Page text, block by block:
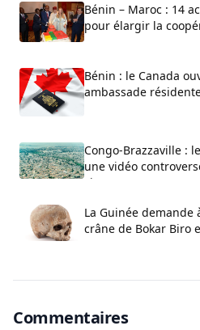
Bénin – Maroc : 14
pour élargir la
Bénin : le Canada
ambassade
Congo-Brazzaville :
une vidéo
visa
La Guinée
crâne de Bokar Biro
Commentaires